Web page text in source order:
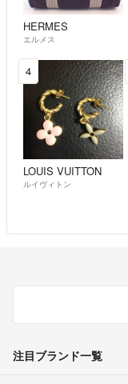
HERMES
エルメス
4
LOUIS VUITTON
ルイヴィトン
注目ブランド一覧